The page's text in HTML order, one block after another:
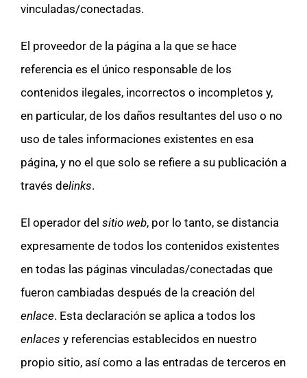
vinculadas/conectadas.
El proveedor de la página a la que se hace
referencia es el único responsable de los
contenidos ilegales, incorrectos o incompletos y,
en particular, de los daños resultantes del uso o no
uso de tales informaciones existentes en esa
página, y no el que solo se refiere a su publicación a
través delinks.
El operador del sitio web, por lo tanto, se distancia
expresamente de todos los contenidos existentes
en todas las páginas vinculadas/conectadas que
fueron cambiadas después de la creación del
enlace. Esta declaración se aplica a todos los
enlaces y referencias establecidos en nuestro
propio sitio, así como a las entradas de terceros en